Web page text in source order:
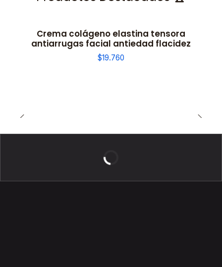
Crema colágeno elastina tensora
antiarrugas facial antiedad flacidez
$19.760